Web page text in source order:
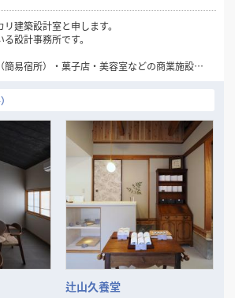
建築設計室と申します。
設計事務所です。
易宿所）・菓子店・美容室などの商業施設を
ではありますが、その分お施主様に寄り添い、
ます。
たします。
辻山久養堂